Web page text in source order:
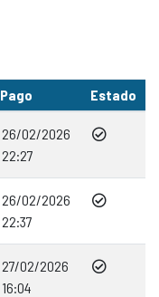
Pago Estado
26/02/2026
22:27
26/02/2026
22:37
27/02/2026
16:04